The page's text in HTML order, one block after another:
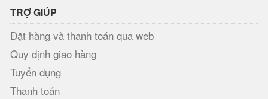
TRỢ GIÚP
Đặt hàng và thanh toán qua web
Quy định giao hàng
Tuyển dụng
Thanh toán